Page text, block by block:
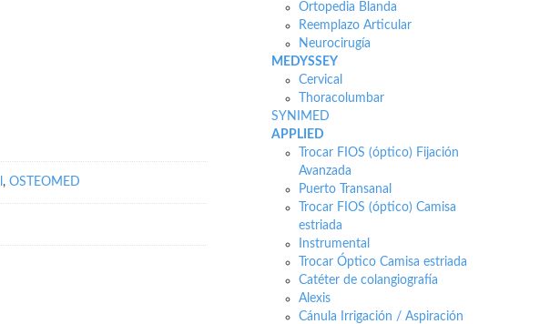
,OSTEOMED
Ortopedia Blanda
Reemplazo Articular
Neurocirugía
MEDYSSEY
Cervical
Thoracolumbar
SYNIMED
APPLIED
Trocar FIOS (óptico) Fijación
Avanzada
Puerto Transanal
Trocar FIOS (óptico) Camisa
estriada
Instrumental
Trocar Óptico Camisa estriada
Catéter de colangiografía
Alexis
Cánula Irrigación / Aspiración